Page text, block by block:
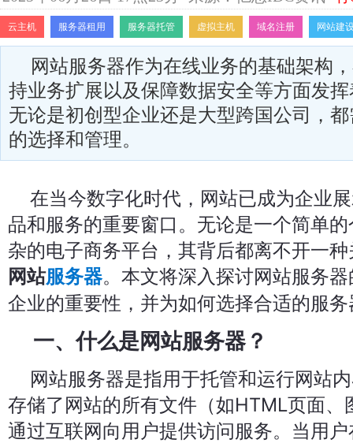
云主机 服务器租用 服务器托管 虚拟主机 域名注册 网站建
网站服务器作为在线业务的基础架构
持业务扩展以及保障数据安全等方面发
无论是初创型企业还是大型跨国公司，
的选择和管理。
在当今数字化时代，网站已成为企业
品和服务的重要窗口。无论是一个简单
杂的电子商务平台，其背后都离不开一
网站服务器。本文将深入探讨网站服务
企业的重要性，并为如何选择合适的服
一、什么是网站服务器？
网站服务器是指用于托管和运行网站
存储了网站的所有文件（如HTML页面、
通过互联网向用户提供访问服务。当用